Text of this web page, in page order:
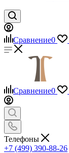
Сравнение0
Сравнение0
Телефоны
+7 (499) 390-88-26